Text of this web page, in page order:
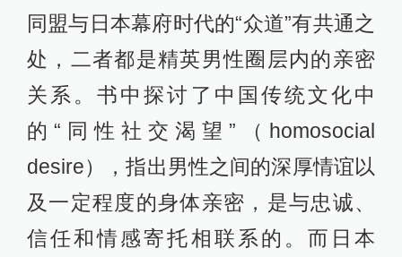
同盟与日本幕府时代的“众道”有共通之
处，二者都是精英男性圈层内的亲密
关系。书中探讨了中国传统文化中
的“同性社交渴望”（homosocial
desire），指出男性之间的深厚情谊以
及一定程度的身体亲密，是与忠诚、
信任和情感寄托相联系的。而日本